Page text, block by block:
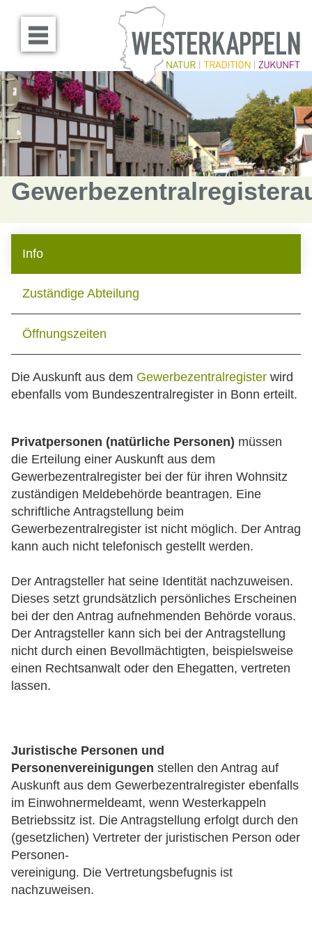
Menü öffnen
Info
Zuständige Abteilung
Öffnungszeiten
Die Auskunft aus dem Gewerbezentralregister wird
ebenfalls vom Bundeszentralregister in Bonn erteilt.
Privatpersonen (natürliche Personen) müssen
die Erteilung einer Auskunft aus dem
Gewerbezentralregister bei der für ihren Wohnsitz
zuständigen Meldebehörde beantragen. Eine
schriftliche Antragstellung beim
Gewerbezentralregister ist nicht möglich. Der Antrag
kann auch nicht telefonisch gestellt werden.
Der Antragsteller hat seine Identität nachzuweisen.
Dieses setzt grundsätzlich persönliches Erscheinen
bei der den Antrag aufnehmenden Behörde voraus.
Der Antragsteller kann sich bei der Antragstellung
nicht durch einen Bevollmächtigten, beispielsweise
einen Rechtsanwalt oder den Ehegatten, vertreten
lassen.
Juristische Personen und
Personenvereinigungen stellen den Antrag auf
Auskunft aus dem Gewerbezentralregister ebenfalls
im Einwohnermeldeamt, wenn Westerkappeln
Betriebssitz ist. Die Antragstellung erfolgt durch den
(gesetzlichen) Vertreter der juristischen Person oder
Personen-
vereinigung. Die Vertretungsbefugnis ist
nachzuweisen.